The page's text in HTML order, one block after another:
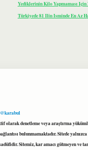
Yediklerinin Kilo Yapmaması Için
Türkiyede 81 Ilin Isminde En Az
olarak denetleme veya araştırma
bulunmamaktadır. Sitede yalnızca
Sitemiz, kar amacı gütmeyen ve